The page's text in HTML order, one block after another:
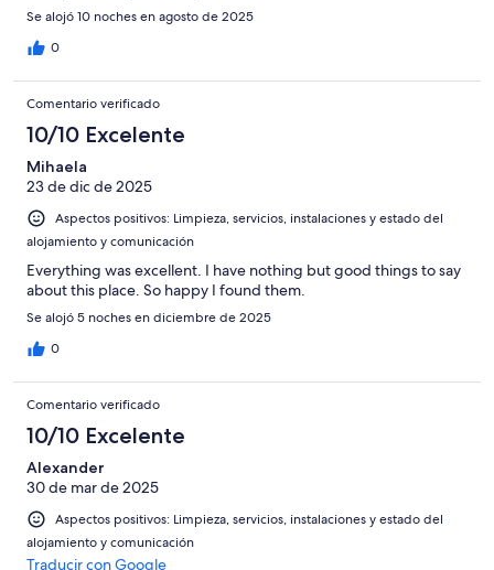
Se alojó 10 noches en agosto de 2025
0
Comentario verificado
10/10 Excelente
Mihaela
23 de dic de 2025
Aspectos positivos: Limpieza, servicios, instalaciones y estado del
alojamiento y comunicación
Everything was excellent. I have nothing but good things to say
about this place. So happy I found them.
Se alojó 5 noches en diciembre de 2025
0
Comentario verificado
10/10 Excelente
Alexander
30 de mar de 2025
Aspectos positivos: Limpieza, servicios, instalaciones y estado del
alojamiento y comunicación
Traducir con Google